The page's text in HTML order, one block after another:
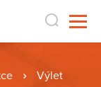
Výlet